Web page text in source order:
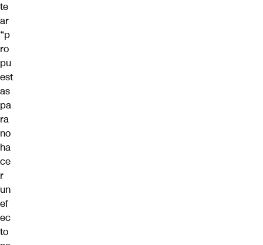
te
ar
“p
ro
pu
est
as
pa
ra
no
ha
ce
r
un
ef
ec
to